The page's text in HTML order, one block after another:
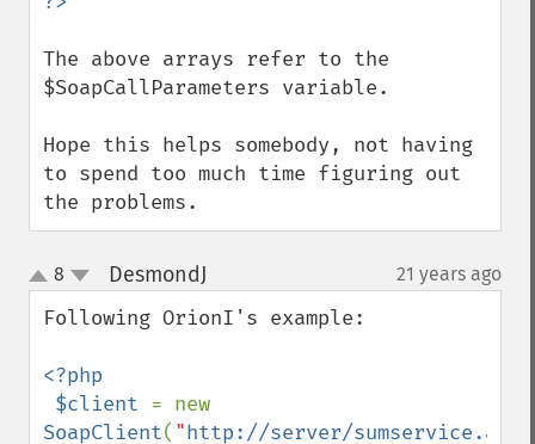
The above arrays refer to the
$SoapCallParameters variable.
Hope this helps somebody, not having
to spend too much time figuring out
the problems.
up
down
8 DesmondJ 21 years ago
Following OrionI's example:
<?php
$client
SoapClient( "http://server/